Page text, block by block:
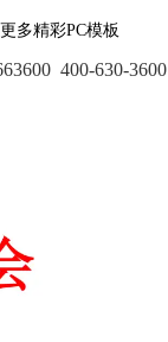
更多精彩PC模板
400-630-3600